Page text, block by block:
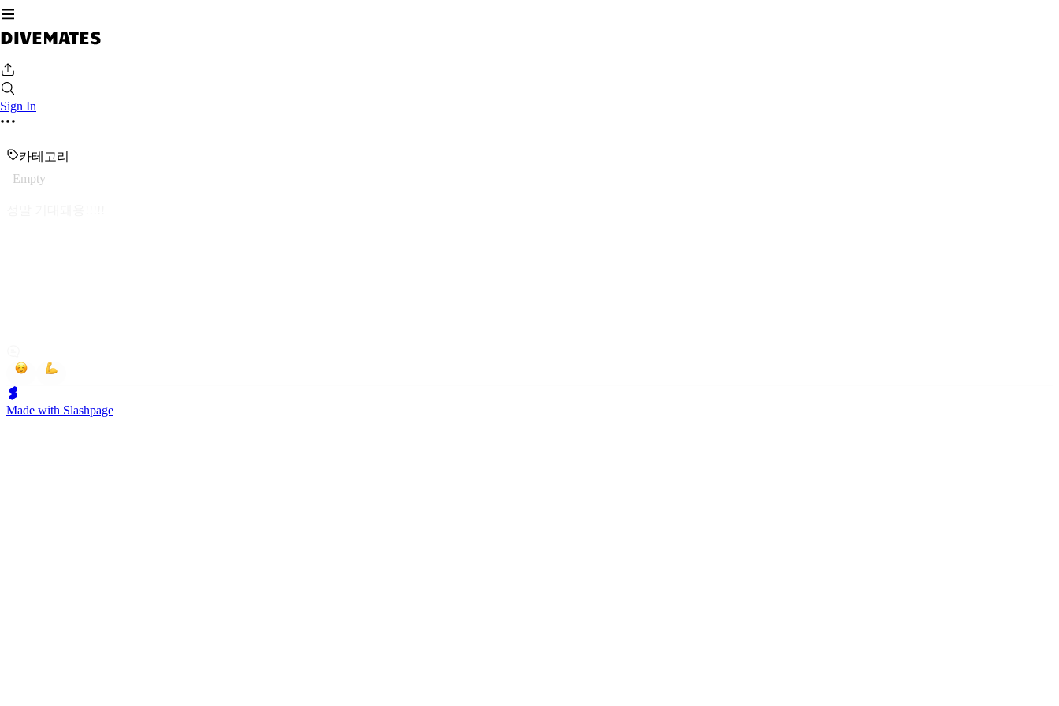
Sign In
카테고리
Empty
Made with Slashpage